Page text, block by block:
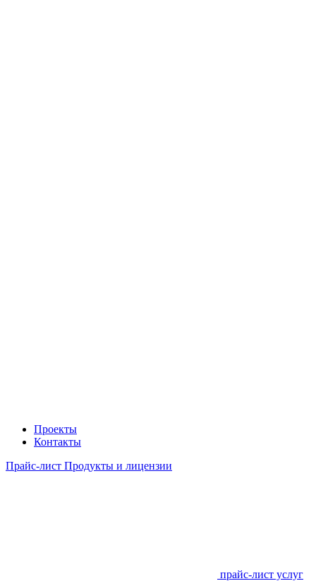
Проекты
Контакты
Прайс-лист Продукты и лицензии
прайс-лист услуг